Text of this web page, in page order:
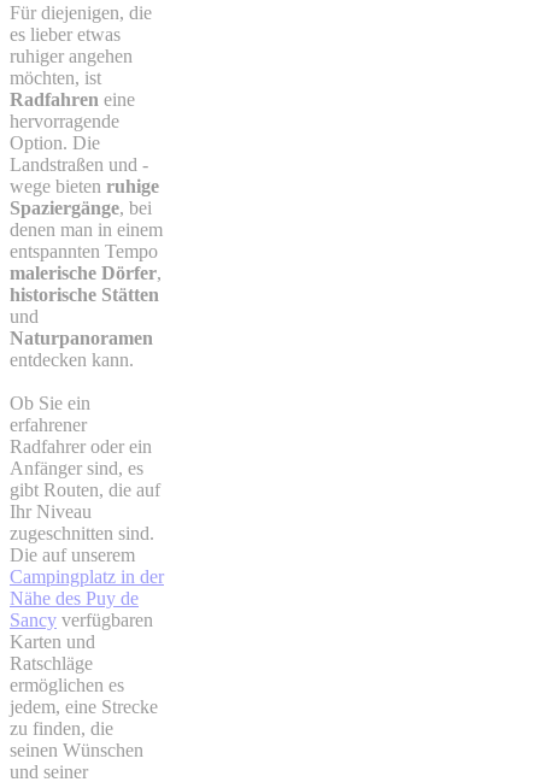
Für diejenigen, die
es lieber etwas
ruhiger angehen
möchten, ist
Radfahren eine
hervorragende
Option. Die
Landstraßen und -
wege bieten ruhige
Spaziergänge, bei
denen man in einem
entspannten Tempo
malerische Dörfer,
historische Stätten
und
Naturpanoramen
entdecken kann.
Ob Sie ein
erfahrener
Radfahrer oder ein
Anfänger sind, es
gibt Routen, die auf
Ihr Niveau
zugeschnitten sind.
Die auf unserem
Campingplatz in der
Nähe des Puy de
Sancy verfügbaren
Karten und
Ratschläge
ermöglichen es
jedem, eine Strecke
zu finden, die
seinen Wünschen
und seiner